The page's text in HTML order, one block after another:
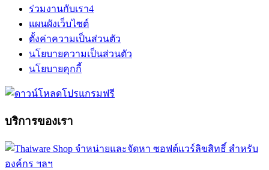
ร่วมงานกับเรา4
แผนผังเว็บไซต์
ตั้งค่าความเป็นส่วนตัว
นโยบายความเป็นส่วนตัว
นโยบายคุกกี้
บริการของเรา